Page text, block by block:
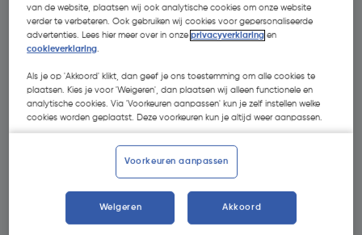
Oops!
van de website, plaatsen wij ook analytische cookies om onze website
verder te verbeteren. Ook gebruiken wij cookies voor gepersonaliseerde
advertenties. Lees hier meer over in onzeprivacyverklaring en
cookieverklaring.
Als je op 'Akkoord' klikt, dan geef je ons toestemming om alle cookies te
plaatsen. Kies je voor 'Weigeren', dan plaatsen wij alleen functionele en
analytische cookies. Via 'Voorkeuren aanpassen' kun je zelf instellen welke
cookies worden geplaatst. Deze voorkeuren kun je altijd weer aanpassen.
Voorkeuren aanpassen
Weigeren Akkoord